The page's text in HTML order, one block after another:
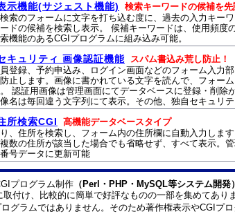
示機能(サジェスト機能)
検索キーワードの候補を
索のフォームに文字を打ち込む度に、過去の入力キー
ドの候補を検索し表示。 候補キーワードは、使用頻度
機能のあるCGIプログラムに組み込み可能。
キュリティ 画像認証機能 スパム書込み荒し防止！
登録、予約申込み、ログイン画面などのフォーム入力
止します。画像に書かれている文字を読んで、フォー
認証用画像は管理画面にてデータベースに登録・削除
名は毎回違う文字列にて表示。その他、独自セキュリ
所検索CGI
高機能データベースタイプ
、住所を検索し、フォーム内の住所欄に自動入力しま
数の住所が該当した場合でも省略せず、すべて表示。
号データに更新可能
プログラム制作 （Perl・PHP・MySQL等システム開発）
付け、比較的に簡単で好評なものの一部を集めてありま
グラムではありません。そのため著作権表示やCGIプ